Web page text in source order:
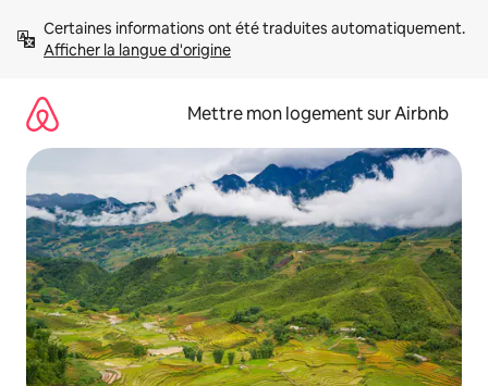
directement
Afficher la langue d'origine
Mettre mon logement sur Airbnb